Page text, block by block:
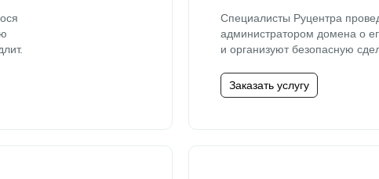
Специалисты Руцентра
администратором домена о
и организуют безопасную
Заказать услугу